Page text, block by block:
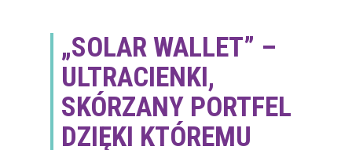
„SOLAR WALLET” –
ULTRACIENKI,
SKÓRZANY PORTFEL
DZIĘKI KTÓREMU